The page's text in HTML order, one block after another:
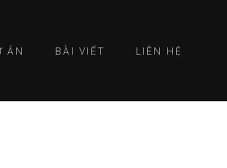
ÁN BÀI VIẾT LIÊN HỆ